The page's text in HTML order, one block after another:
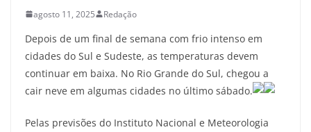
agosto 11, 2025 Redação
Depois de um final de semana com frio intenso em
cidades do Sul e Sudeste, as temperaturas devem
continuar em baixa. No Rio Grande do Sul, chegou a
cair neve em algumas cidades no último sábado.
Pelas previsões do Instituto Nacional e Meteorologia